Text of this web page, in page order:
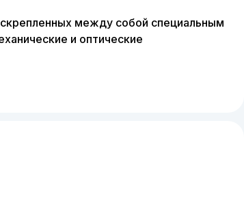
между собой специальным
и оптические